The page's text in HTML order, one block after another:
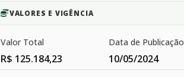
VALORES E VIGÊNCIA
Valor Total
R$ 125.184,23
Data de Publicação
10/05/2024